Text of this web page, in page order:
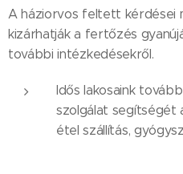
A háziorvos feltett kérdései
kizárhatják a fertőzés
további intézkedésekről.
Idős lakosaink
szolgálat segítségét
étel szállítás,